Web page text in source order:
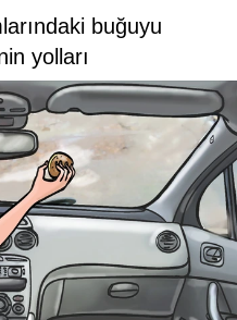
buğuyu
yolları